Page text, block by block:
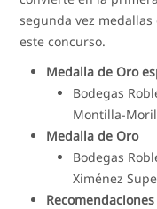
segunda vez
este concurso.
Medalla de Oro
Bodegas
Montilla-
Medalla de Oro
Bodegas
Ximénez
Recomendaciones